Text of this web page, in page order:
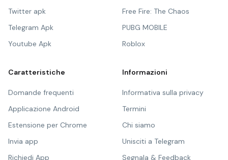
Twitter apk
Telegram Apk
Youtube Apk
Free Fire: The Chaos
PUBG MOBILE
Roblox
Caratteristiche
Domande frequenti
Applicazione Android
Estensione per Chrome
Invia app
Richiedi App
Informazioni
Informativa sulla privacy
Termini
Chi siamo
Unisciti a Telegram
Segnala & Feedback